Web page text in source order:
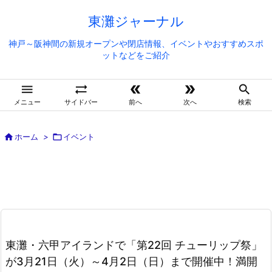
東灘ジャーナル
神戸～阪神間の新規オープンや閉店情報、イベントやおすすめスポ
ットなどをご紹介

メニュー

サイドバー

前へ

次へ

検索
ホーム > イベント
東灘・六甲アイランドで「第22回 チューリップ祭」
が3月21日（火）～4月2日（日）まで開催中！満開